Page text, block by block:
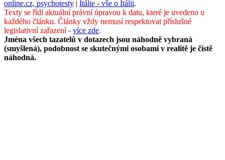
online.cz, psychotesty | Itálie - vše o Itálii.
Texty se řídí aktuální právní úpravou k datu, které je uvedeno u
každého článku. Články vždy nemusí respektovat příslušné
legislativní zařazení - více zde.
Jména všech tazatelů v dotazech jsou náhodně vybraná
(smyšlená), podobnost se skutečnými osobami v realitě je čistě
náhodná.